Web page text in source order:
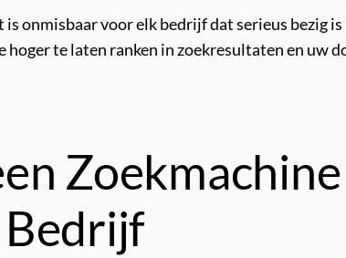
onmisbaar voor elk bedrijf dat serieus bezig
te laten ranken in zoekresultaten en uw